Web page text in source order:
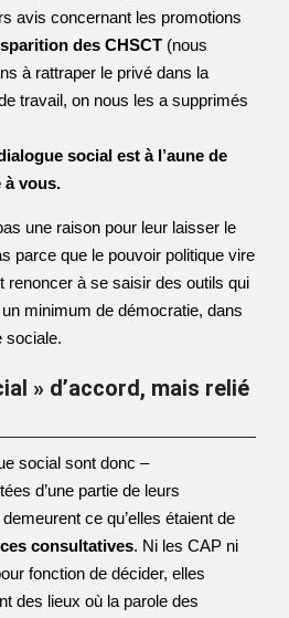
avis concernant les promotions
des CHSCT (nous
à rattraper le privé dans la
travail, on nous les a supprimés
social est à l’aune de
à vous.
une raison pour leur laisser le
parce que le pouvoir politique vire
renoncer à se saisir des outils qui
minimum de démocratie, dans
sociale.
» d’accord, mais relié
social sont donc –
d’une partie de leurs
ce qu’elles étaient de
consultatives. Ni les CAP ni
fonction de décider, elles
des lieux où la parole des